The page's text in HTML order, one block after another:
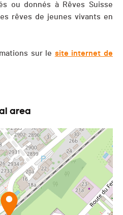
ou donnés à Rêves Suisse
rêves de jeunes vivants en
sur le site internet de
area